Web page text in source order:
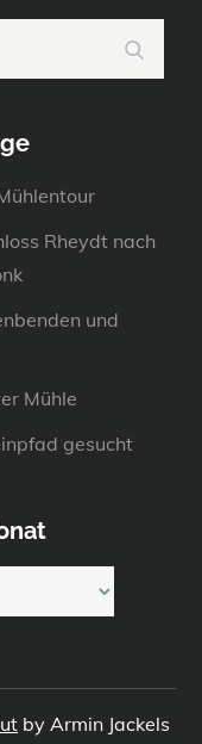
Rheydt nach
und
Mühle
gesucht
by Armin Jackels